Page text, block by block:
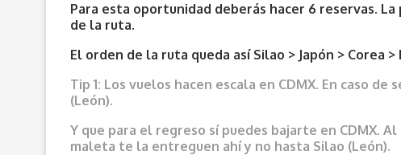
Para esta oportunidad deberás hacer 6 reservas.
de la ruta.
El orden de la ruta queda así Silao > Japón > Corea
Tip 1: Los vuelos hacen escala en CDMX. En caso
(León).
Y que para el regreso sí puedes bajarte en CDMX.
maleta te la entreguen ahí y no hasta Silao (León).